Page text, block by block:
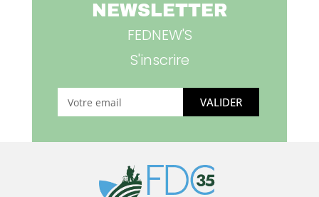
NEWSLETTER
FEDNEW'S
S'inscrire
VALIDER